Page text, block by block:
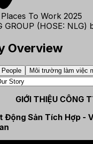
To Work 2025
Overview
People Môi trường làm việc
GIỚI THIỆU CÔNG
Động Sản Tích Hợp -